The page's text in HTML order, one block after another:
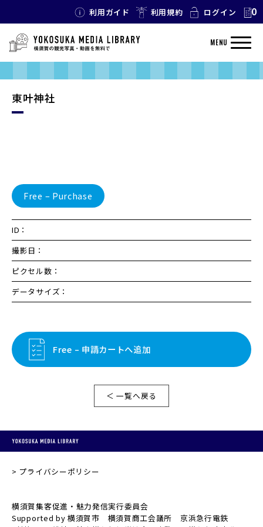
利用ガイド 利用規約 ログイン 0
MENU
東叶神社
Free – Purchase
ID：
撮影日：
ピクセル数：
データサイズ：
Free – 申請カートへ追加
＜ 一覧へ戻る
プライバシーポリシー
横須賀集客促進・魅力発信実行委員会
Supported by 横須賀市 横須賀商工会議所 京浜急行電鉄